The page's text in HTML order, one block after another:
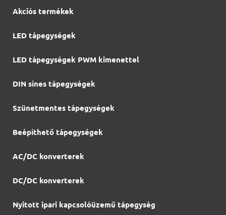
Akciós termékek
LED tápegységek
LED tápegységek PWM kimenettel
DIN sínes tápegységek
Szünetmentes tápegységek
Beépíthető tápegységek
AC/DC konverterek
DC/DC konverterek
Nyitott ipari kapcsolóüzemű tápegység